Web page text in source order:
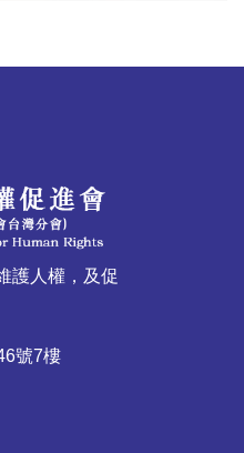
護人權，及促
號7樓